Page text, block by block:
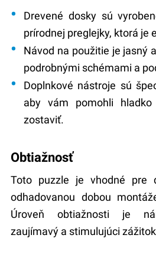
Drevené dosky sú
prírodnej preglejky, ktorá je
Návod na použitie je jasný
podrobnými schémami a
Doplnkové nástroje sú
aby vám pomohli
zostaviť.
Obtiažnosť
Toto puzzle je vhodné pre
odhadovanou dobou
Úroveň obtiažnosti je
zaujímavý a stimulujúci